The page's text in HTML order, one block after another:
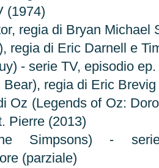
(1974)
regia di Bryan Michael
regia di Eric Darnell e
- serie TV, episodio
Bear), regia di Eric
Oz (Legends of Oz:
Pierre (2013)
Simpsons) -
(parziale)